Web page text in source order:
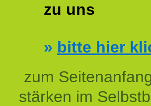
zu uns
» bitte hier
zum
stärken im